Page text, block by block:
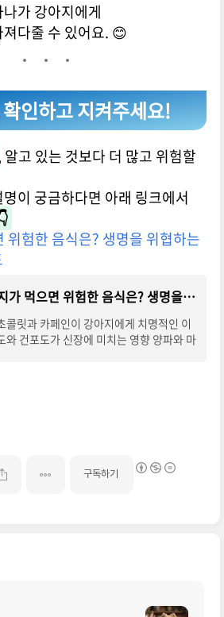
가 강아지에게
다줄 수 있어요. 😊
인하고 지켜주세요!
알고 있는 것보다 더 많고 위험할
이 궁금하다면 아래 링크에서
위험한 음식은? 생명을 위협하는
강아지가 먹으면 위험한 음식은? 생명을 위협하는 30가지 완벽 가이드
콜릿과 카페인이 강아지에게 치명적인 이
와 건포도가 신장에 미치는 영향 양파와 마
구독하기